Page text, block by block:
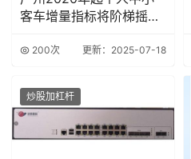
客车增量指标将阶梯摇
200次 更新：2025-07-18
炒股加杠杆